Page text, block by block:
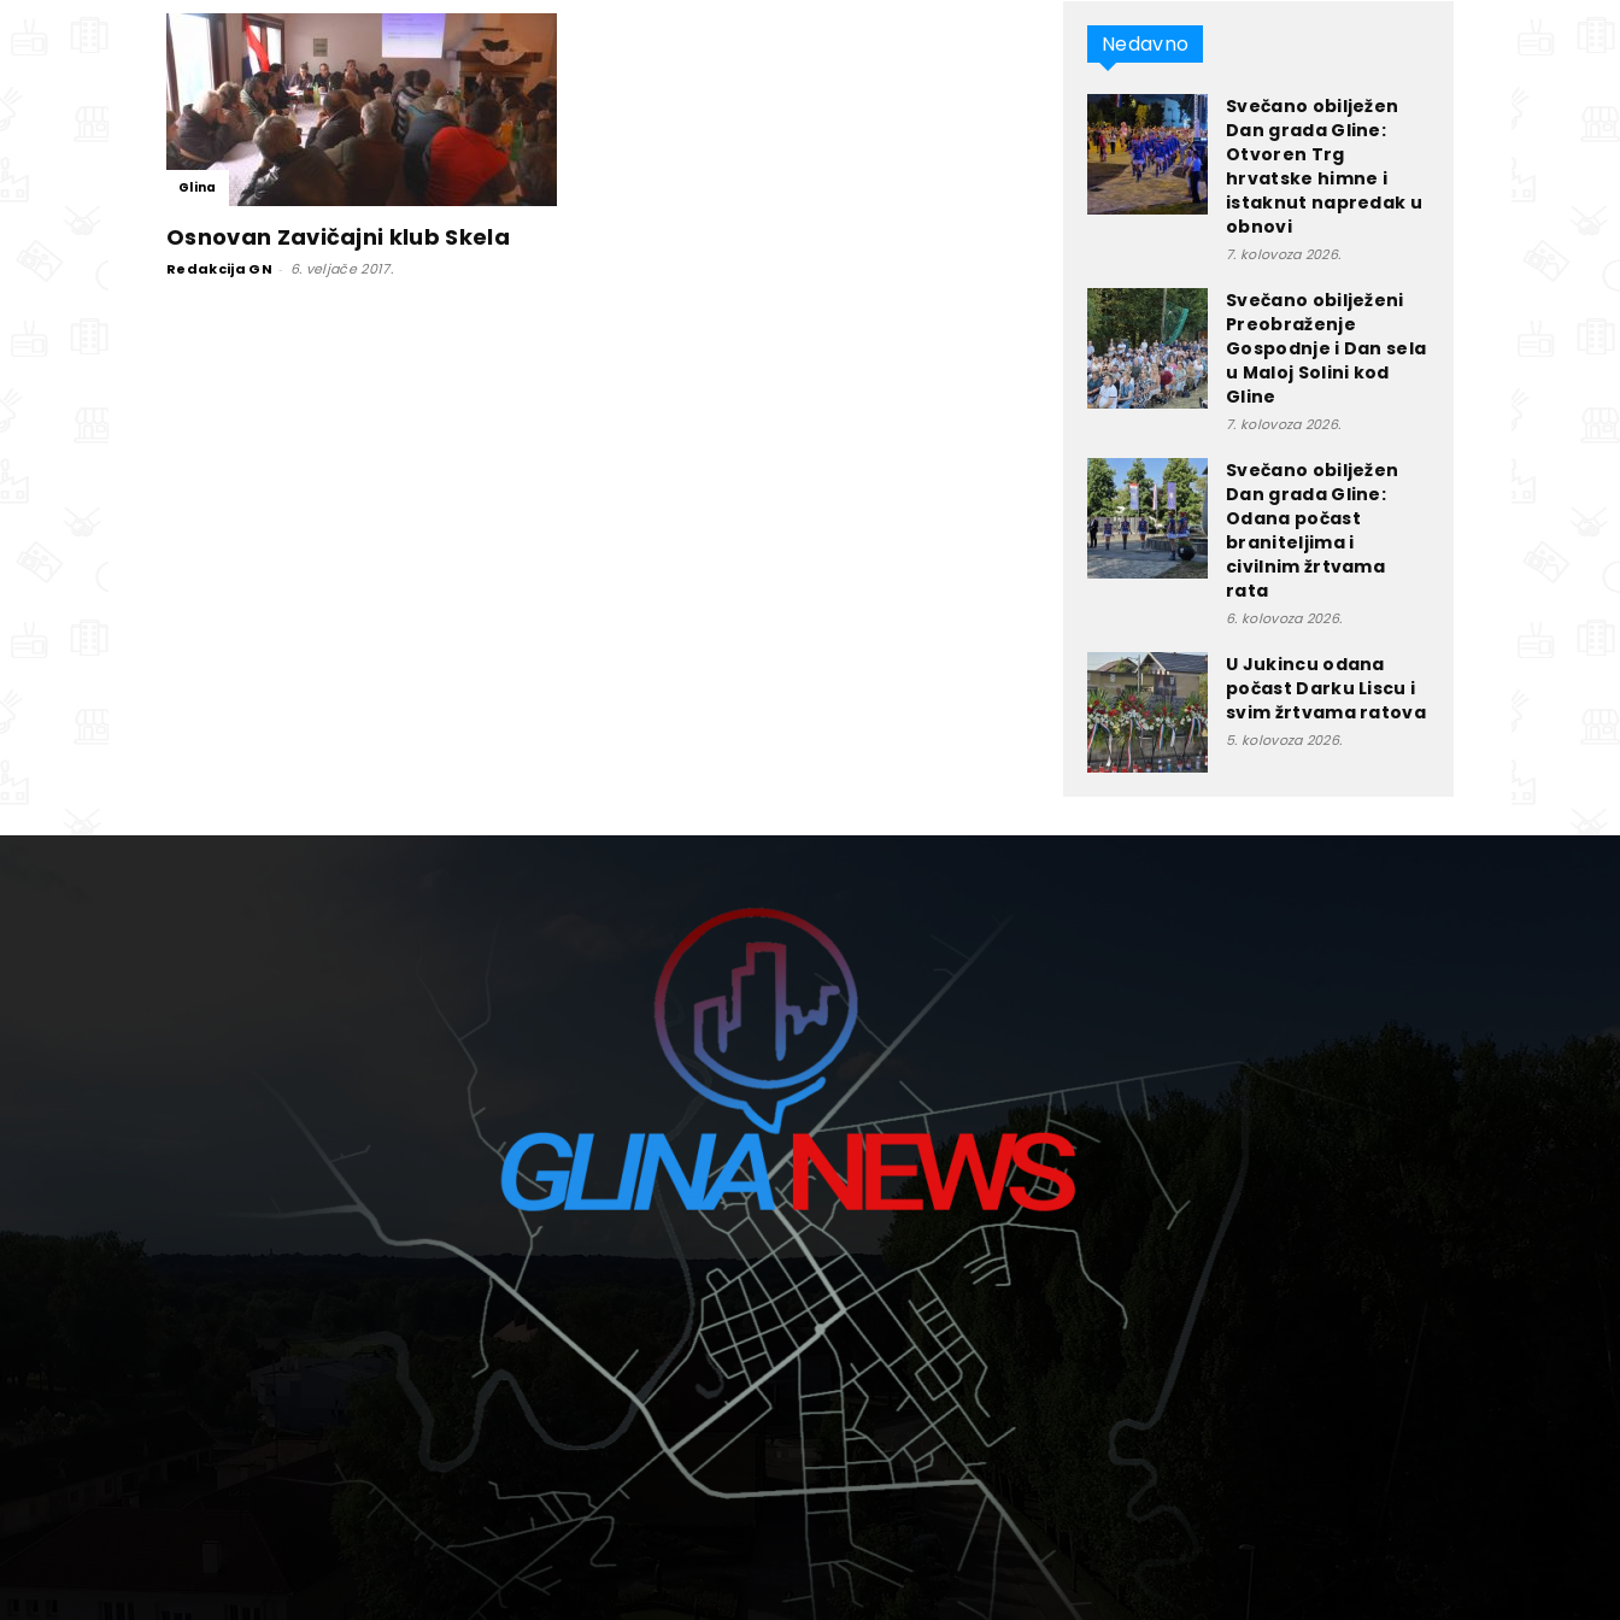
Glina
Osnovan Zavičajni klub Skela
Redakcija GN - 6. veljače 2017.
Nedavno
Svečano obilježen
Dan grada Gline:
Otvoren Trg
hrvatske himne i
istaknut napredak u
obnovi
7. kolovoza 2026.
Svečano obilježeni
Preobraženje
Gospodnje i Dan sela
u Maloj Solini kod
Gline
7. kolovoza 2026.
Svečano obilježen
Dan grada Gline:
Odana počast
braniteljima i
civilnim žrtvama
rata
6. kolovoza 2026.
U Jukincu odana
počast Darku Liscu i
svim žrtvama ratova
5. kolovoza 2026.